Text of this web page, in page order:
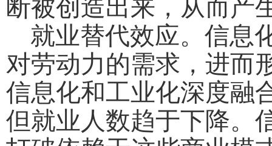
断被创造出来，从而产
就业替代效应。信息
对劳动力的需求，进而
信息化和工业化深度融
但就业人数趋于下降。